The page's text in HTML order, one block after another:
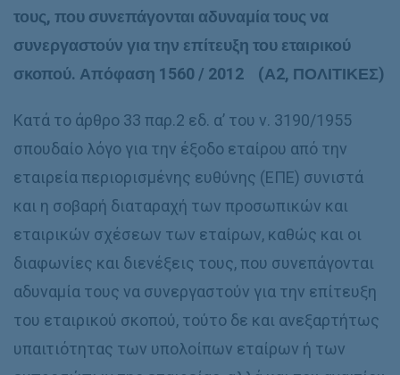
τους, που συνεπάγονται αδυναμία τους να
συνεργαστούν για την επίτευξη του εταιρικού
σκοπού. Απόφαση 1560 / 2012 (Α2, ΠΟΛΙΤΙΚΕΣ)
Κατά το άρθρο 33 παρ.2 εδ. α’ του ν. 3190/1955
σπουδαίο λόγο για την έξοδο εταίρου από την
εταιρεία περιορισμένης ευθύνης (ΕΠΕ) συνιστά
και η σοβαρή διαταραχή των προσωπικών και
εταιρικών σχέσεων των εταίρων, καθώς και οι
διαφωνίες και διενέξεις τους, που συνεπάγονται
αδυναμία τους να συνεργαστούν για την επίτευξη
του εταιρικού σκοπού, τούτο δε και ανεξαρτήτως
υπαιτιότητας των υπολοίπων εταίρων ή των